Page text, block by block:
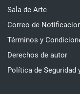
Sala de Arte
Correo de
Términos y
Derechos de autor
Política de Seguridad